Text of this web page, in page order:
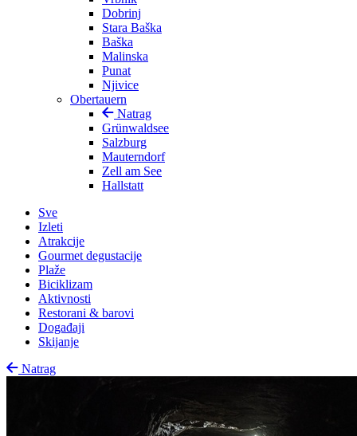
Dobrinj
Stara Baška
Baška
Malinska
Punat
Njivice
Obertauern
Natrag
Grünwaldsee
Salzburg
Mauterndorf
Zell am See
Hallstatt
Sve
Izleti
Atrakcije
Gourmet degustacije
Plaže
Biciklizam
Aktivnosti
Restorani & barovi
Događaji
Skijanje
Natrag